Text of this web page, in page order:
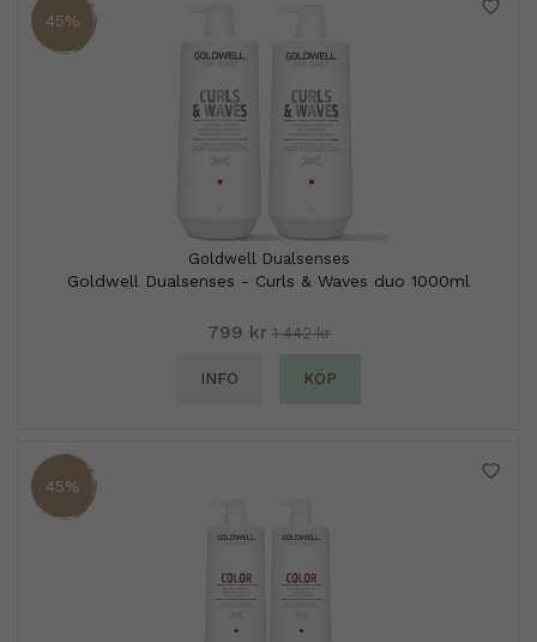
45%
Goldwell Dualsenses
Goldwell Dualsenses - Curls & Waves duo 1000ml
799 kr 1 442 kr
INFO KÖP
45%